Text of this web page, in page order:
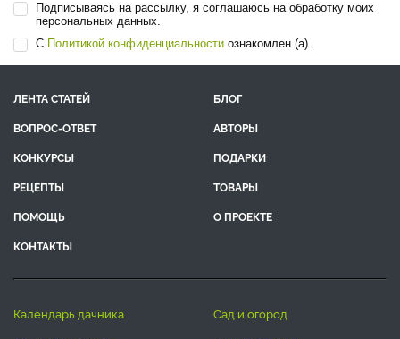
Подписываясь на рассылку, я соглашаюсь на обработку моих
персональных данных.
С Политикой конфиденциальности ознакомлен (а).
ЛЕНТА СТАТЕЙ
БЛОГ
ВОПРОС-ОТВЕТ
АВТОРЫ
КОНКУРСЫ
ПОДАРКИ
РЕЦЕПТЫ
ТОВАРЫ
ПОМОЩЬ
О ПРОЕКТЕ
КОНТАКТЫ
календарь дачника
сад и огород